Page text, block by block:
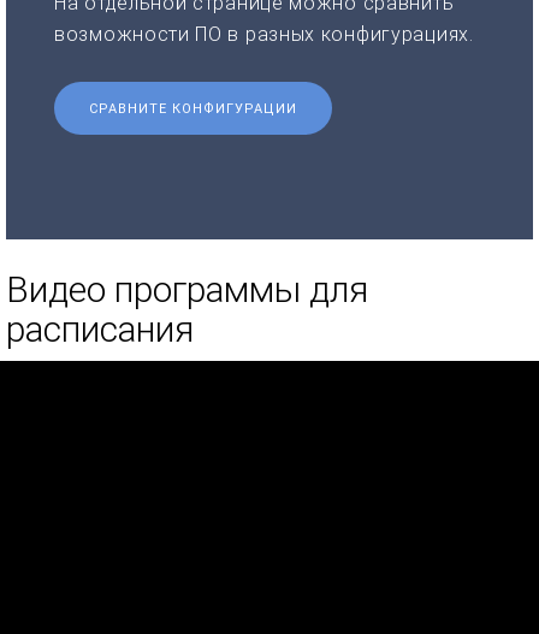
возможности ПО в разных конфигурациях.
СРАВНИТЕ КОНФИГУРАЦИИ
Видео программы для
расписания